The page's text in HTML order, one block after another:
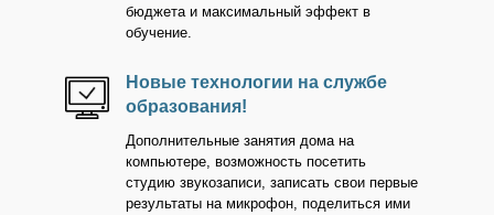
бюджета и максимальный эффект в
обучение.
Новые технологии на службе
образования!
Дополнительные занятия дома на
компьютере, возможность посетить
студию звукозаписи, записать свои первые
результаты на микрофон, поделиться ими